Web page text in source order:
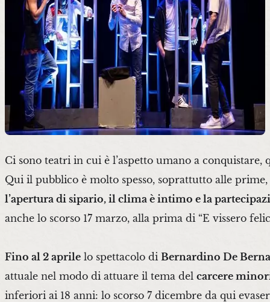
Ci sono teatri in cui è l’aspetto umano a
Qui il pubblico è molto spesso, soprattutto alle
l’apertura di sipario, il clima è intimo e la
anche lo scorso 17 marzo, alla prima di “E vissero
Fino al 2 aprile lo spettacolo di Bernardino De
attuale nel modo di attuare il tema del carcere
inferiori ai 18 anni: lo scorso 7 dicembre da qui